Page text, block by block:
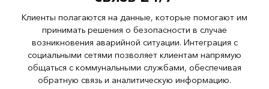
Клиенты полагаются на данные, которые помогают им
принимать решения о безопасности в случае
возникновения аварийной ситуации. Интеграция с
социальными сетями позволяет клиентам напрямую
общаться с коммунальными службами, обеспечивая
обратную связь и аналитическую информацию.